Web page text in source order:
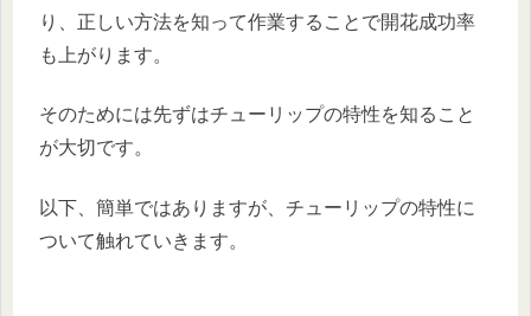
り、正しい方法を知って作業することで開花成功率
も上がります。
そのためには先ずはチューリップの特性を知ること
が大切です。
以下、簡単ではありますが、チューリップの特性に
ついて触れていきます。